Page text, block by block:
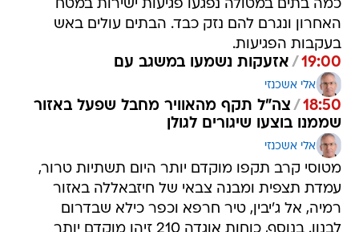
כמה בתים במטולה נפגעו פגיעות ישירות במטח
האחרון ונגרם להם נזק כבד. הבתים עולים באש
בעקבות הפגיעות.
19:00
/ אזעקות נשמעו במשגב עם
אלי אשכנזי
18:50
/ צה"ל תקף מהאוויר מחבל שפעל באזור
שממנו בוצעו שיגורים לגולן
אלי אשכנזי
מטוסי קרב תקפו מוקדם יותר היום תשתיות טרור,
עמדת תצפית ומבנה צבאי של חיזבאללה באזור
רמיה, אל ג'יבין, טיר חרפא וכפר כילא שבדרום